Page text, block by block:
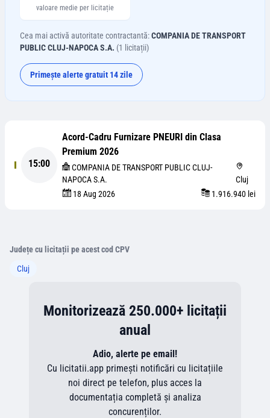
valoare medie per licitație
Cea mai activă autoritate contractantă:COMPANIA DE TRANSPORT
PUBLIC CLUJ-NAPOCA S.A. (1 licitații)
Primește alerte gratuit 14 zile
15:00
Acord-Cadru Furnizare PNEURI din Clasa
Premium 2026
COMPANIA DE TRANSPORT PUBLIC CLUJ-
NAPOCA S.A.
Cluj
18 Aug 2026
1.916.940 lei
Județe cu licitații pe acest cod CPV
Cluj
Monitorizează 250.000+ licitații
anual
Adio, alerte pe email!
Cu licitatii.app primești notificări cu licitațiile
noi direct pe telefon, plus acces la
documentația completă și analiza
concurenților.